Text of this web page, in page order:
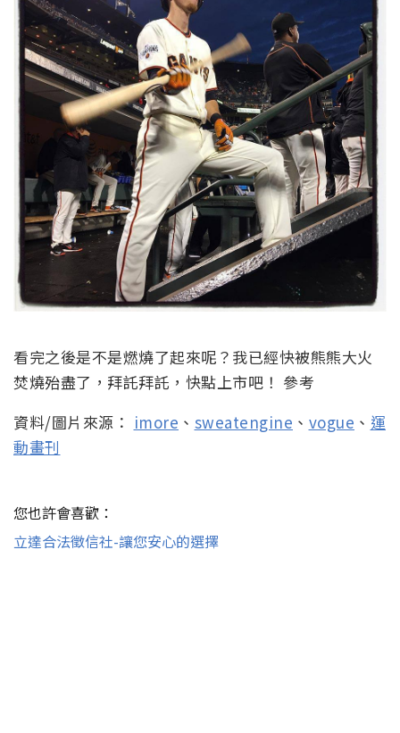
看完之後是不是燃燒了起來呢？我已經快被熊熊大火
焚燒殆盡了，拜託拜託，快點上市吧！ 參考
資料/圖片來源： imore 、 sweatengine 、 vogue 、 運
動畫刊
您也許會喜歡：
立達合法徵信社-讓您安心的選擇